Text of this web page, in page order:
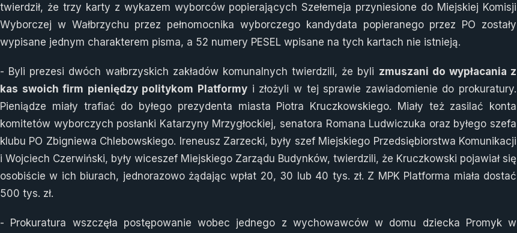
twierdził, że trzy karty z wykazem wyborców popierających Szełemeja przyniesione do Miejskiej Komisji
Wyborczej w Wałbrzychu przez pełnomocnika wyborczego kandydata popieranego przez PO zostały
wypisane jednym charakterem pisma, a 52 numery PESEL wpisane na tych kartach nie istnieją.
- Byli prezesi dwóch wałbrzyskich zakładów komunalnych twierdzili, że byli zmuszani do wypłacania z
kas swoich firm pieniędzy politykom Platformy i złożyli w tej sprawie zawiadomienie do prokuratury.
Pieniądze miały trafiać do byłego prezydenta miasta Piotra Kruczkowskiego. Miały też zasilać konta
komitetów wyborczych posłanki Katarzyny Mrzygłockiej, senatora Romana Ludwiczuka oraz byłego szefa
klubu PO Zbigniewa Chlebowskiego. Ireneusz Zarzecki, były szef Miejskiego Przedsiębiorstwa Komunikacji
i Wojciech Czerwiński, były wiceszef Miejskiego Zarządu Budynków, twierdzili, że Kruczkowski pojawiał się
osobiście w ich biurach, jednorazowo żądając wpłat 20, 30 lub 40 tys. zł. Z MPK Platforma miała dostać
500 tys. zł.
- Prokuratura wszczęła postępowanie wobec jednego z wychowawców w domu dziecka Promyk w